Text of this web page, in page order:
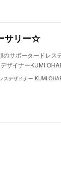
サリー☆
サポータードレス
ザイナーKUMI
デザイナー KUMI